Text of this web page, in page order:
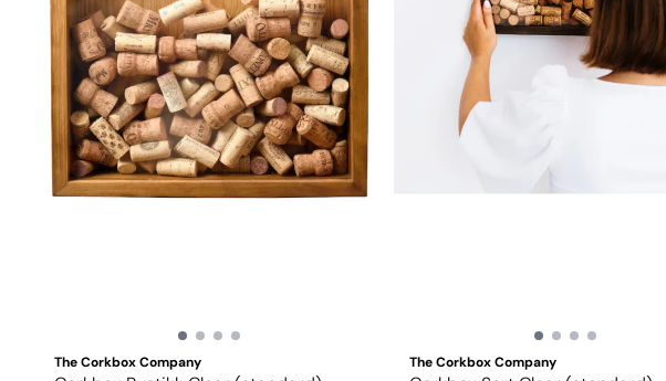
The Corkbox Company The Corkbox Company